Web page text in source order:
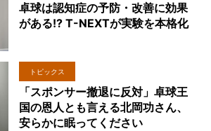
卓球は認知症の予防・改善に効果
がある!? T-NEXTが実験を本格化
トピックス
「スポンサー撤退に反対」卓球王
国の恩人とも言える北岡功さん、
安らかに眠ってください